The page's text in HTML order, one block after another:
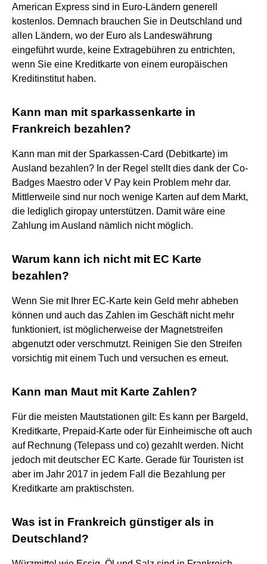
American Express sind in Euro-Ländern generell
kostenlos. Demnach brauchen Sie in Deutschland und
allen Ländern, wo der Euro als Landeswährung
eingeführt wurde, keine Extragebühren zu entrichten,
wenn Sie eine Kreditkarte von einem europäischen
Kreditinstitut haben.
Kann man mit sparkassenkarte in
Frankreich bezahlen?
Kann man mit der Sparkassen-Card (Debitkarte) im
Ausland bezahlen? In der Regel stellt dies dank der Co-
Badges Maestro oder V Pay kein Problem mehr dar.
Mittlerweile sind nur noch wenige Karten auf dem Markt,
die lediglich giropay unterstützen. Damit wäre eine
Zahlung im Ausland nämlich nicht möglich.
Warum kann ich nicht mit EC Karte
bezahlen?
Wenn Sie mit Ihrer EC-Karte kein Geld mehr abheben
können und auch das Zahlen im Geschäft nicht mehr
funktioniert, ist möglicherweise der Magnetstreifen
abgenutzt oder verschmutzt. Reinigen Sie den Streifen
vorsichtig mit einem Tuch und versuchen es erneut.
Kann man Maut mit Karte Zahlen?
Für die meisten Mautstationen gilt: Es kann per Bargeld,
Kreditkarte, Prepaid-Karte oder für Einheimische oft auch
auf Rechnung (Telepass und co) gezahlt werden. Nicht
jedoch mit deutscher EC Karte. Gerade für Touristen ist
aber im Jahr 2017 in jedem Fall die Bezahlung per
Kreditkarte am praktischsten.
Was ist in Frankreich günstiger als in
Deutschland?